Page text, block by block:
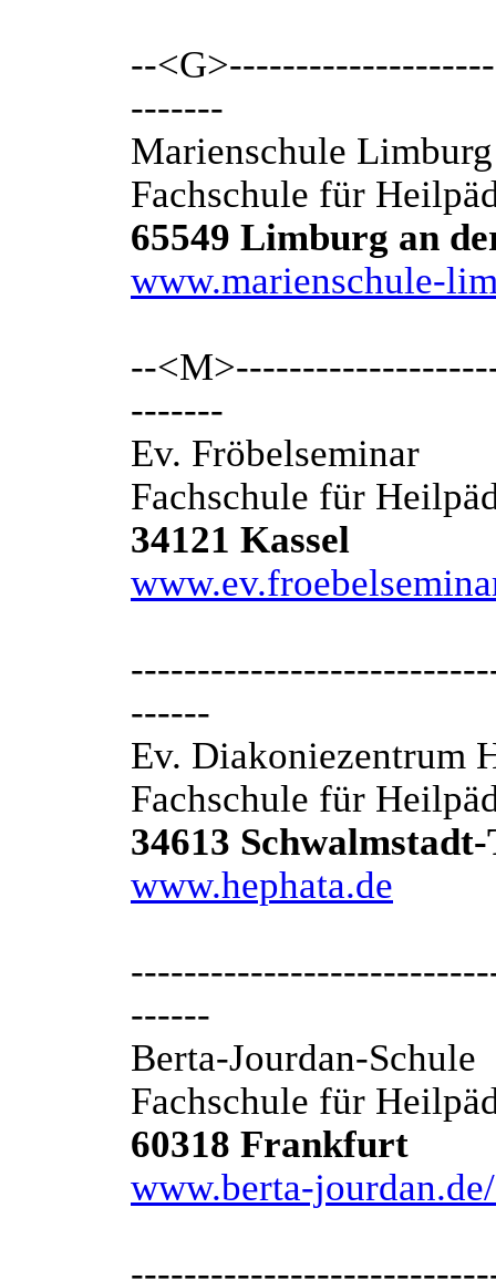
--
-------
Marienschule Limburg
Fachschule für
65549 Limburg an
www.marienschule-
--
-------
Ev. Fröbelseminar
Fachschule für
34121 Kassel
------
Ev. Diakoniezentrum
Fachschule für
34613
www.hephata.de
------
Berta-Jourdan-Schule
Fachschule für
60318 Frankfurt
www.berta-